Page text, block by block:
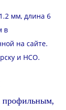
мм, длина 6
в
на сайте.
и НСО.
профильным,